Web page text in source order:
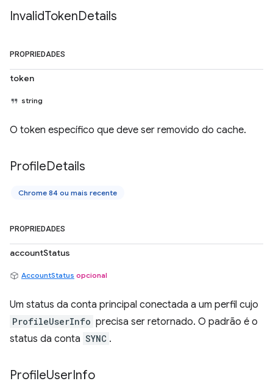
InvalidTokenDetails
PROPRIEDADES
token
string
O token específico que deve ser removido do cache.
ProfileDetails
Chrome 84 ou mais recente
PROPRIEDADES
accountStatus
AccountStatus opcional
Um status da conta principal conectada a um perfil cujo
ProfileUserInfo precisa ser retornado. O padrão é o
status da conta SYNC .
ProfileUserInfo